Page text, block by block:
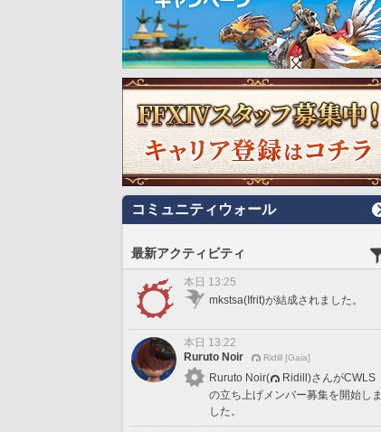
コミュニティウォール
最新アクティビティ
本日 13:25
mkstsa(Ifrit)が結成されました。
本日 13:22
Ruruto Noir
Ridill [Gaia]
Ruruto Noir(
Ridill)さんがCWLS
の立ち上げメンバー募集を開始しま
した。